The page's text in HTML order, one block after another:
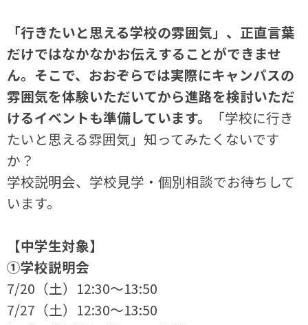
「行きたいと思える学校の雰囲気」、正直言葉
だけではなかなかお伝えすることができませ
ん。そこで、おおぞらでは実際にキャンパスの
雰囲気を体験いただいてから進路を検討いただ
けるイベントも準備しています。
「学校に行き
たいと思える雰囲気」知ってみたくないです
か？
学校説明会、学校見学・個別相談でお待ちして
います。
【中学生対象】
①学校説明会
7/20（土）12:30～13:50
7/27（土）12:30～13:50